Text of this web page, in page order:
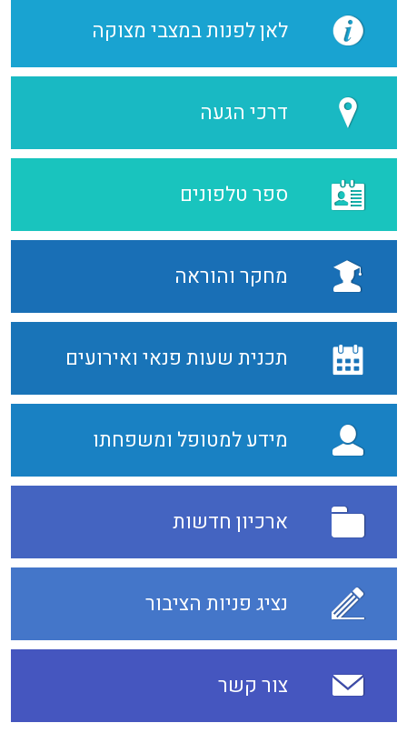
לאן לפנות במצבי מצוקה
דרכי הגעה
ספר טלפונים
מחקר והוראה
תכנית שעות פנאי ואירועים
מידע למטופל ומשפחתו
ארכיון חדשות
נציג פניות הציבור
צור קשר